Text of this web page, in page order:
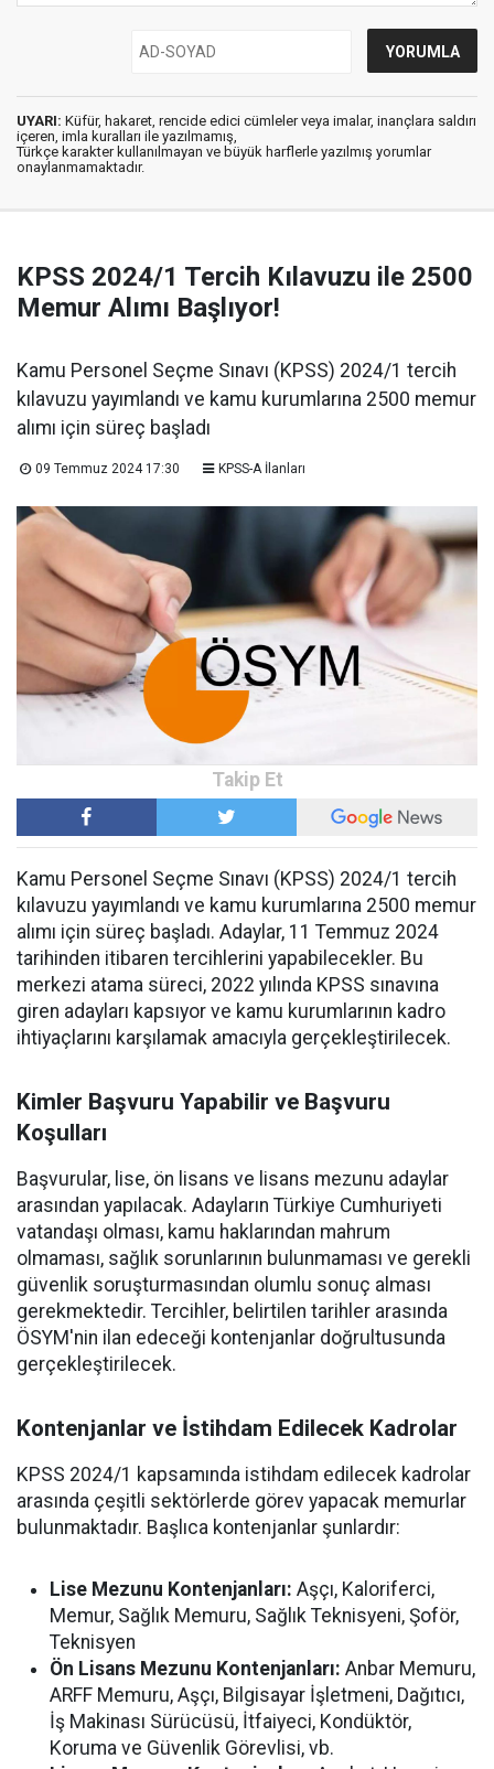
UYARI: Küfür, hakaret, rencide edici cümleler veya imalar, inançlara saldırı
içeren, imla kuralları ile yazılmamış,
Türkçe karakter kullanılmayan ve büyük harflerle yazılmış yorumlar
onaylanmamaktadır.
KPSS 2024/1 Tercih Kılavuzu ile 2500
Memur Alımı Başlıyor!
Kamu Personel Seçme Sınavı (KPSS) 2024/1 tercih
kılavuzu yayımlandı ve kamu kurumlarına 2500 memur
alımı için süreç başladı
09 Temmuz 2024 17:30 KPSS-A İlanları
Kamu Personel Seçme Sınavı (KPSS) 2024/1 tercih
kılavuzu yayımlandı ve kamu kurumlarına 2500 memur
alımı için süreç başladı. Adaylar, 11 Temmuz 2024
tarihinden itibaren tercihlerini yapabilecekler. Bu
merkezi atama süreci, 2022 yılında KPSS sınavına
giren adayları kapsıyor ve kamu kurumlarının kadro
ihtiyaçlarını karşılamak amacıyla gerçekleştirilecek.
Kimler Başvuru Yapabilir ve Başvuru
Koşulları
Başvurular, lise, ön lisans ve lisans mezunu adaylar
arasından yapılacak. Adayların Türkiye Cumhuriyeti
vatandaşı olması, kamu haklarından mahrum
olmaması, sağlık sorunlarının bulunmaması ve gerekli
güvenlik soruşturmasından olumlu sonuç alması
gerekmektedir. Tercihler, belirtilen tarihler arasında
ÖSYM'nin ilan edeceği kontenjanlar doğrultusunda
gerçekleştirilecek.
Kontenjanlar ve İstihdam Edilecek Kadrolar
KPSS 2024/1 kapsamında istihdam edilecek kadrolar
arasında çeşitli sektörlerde görev yapacak memurlar
bulunmaktadır. Başlıca kontenjanlar şunlardır:
Lise Mezunu Kontenjanları: Aşçı, Kaloriferci,
Memur, Sağlık Memuru, Sağlık Teknisyeni, Şoför,
Teknisyen
Ön Lisans Mezunu Kontenjanları: Anbar Memuru,
ARFF Memuru, Aşçı, Bilgisayar İşletmeni, Dağıtıcı,
İş Makinası Sürücüsü, İtfaiyeci, Kondüktör,
Koruma ve Güvenlik Görevlisi, vb.